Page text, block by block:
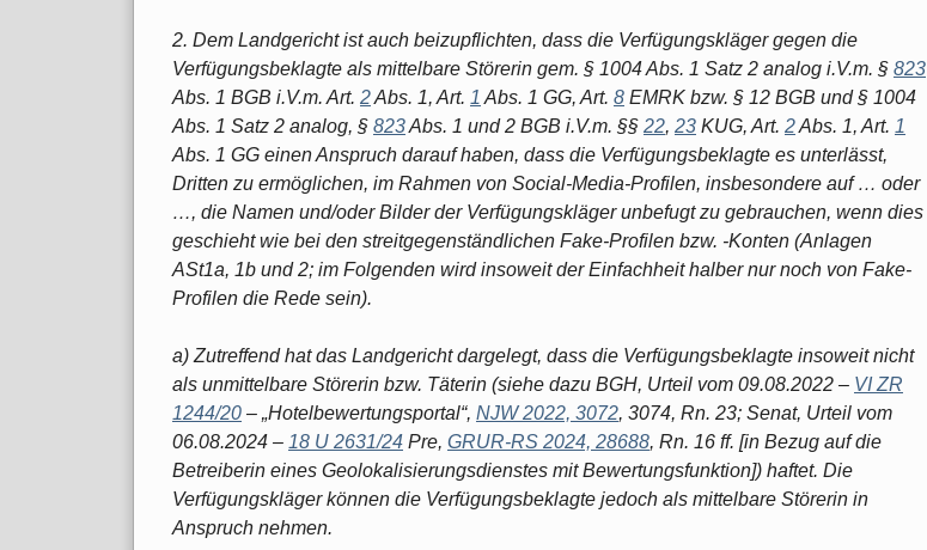
2. Dem Landgericht ist auch beizupflichten, dass die Verfügungskläger gegen die
Verfügungsbeklagte als mittelbare Störerin gem. § 1004 Abs. 1 Satz 2 analog i.V.m. § 823
Abs. 1 BGB i.V.m. Art. 2Abs. 1, Art. 1 Abs. 1 GG, Art. 8 EMRK bzw. § 12 BGB und § 1004
Abs. 1 Satz 2 analog, § 823Abs. 1 und 2 BGB i.V.m. §§ 22, 23 KUG, Art. 2Abs. 1, Art. 1
Abs. 1 GG einen Anspruch darauf haben, dass die Verfügungsbeklagte es unterlässt,
Dritten zu ermöglichen, im Rahmen von Social-Media-Profilen, insbesondere auf … oder
…, die Namen und/oder Bilder der Verfügungskläger unbefugt zu gebrauchen, wenn dies
geschieht wie bei den streitgegenständlichen Fake-Profilen bzw. -Konten (Anlagen
ASt1a, 1b und 2; im Folgenden wird insoweit der Einfachheit halber nur noch von Fake-
Profilen die Rede sein).
a) Zutreffend hat das Landgericht dargelegt, dass die Verfügungsbeklagte insoweit nicht
als unmittelbare Störerin bzw. Täterin (siehe dazu BGH, Urteil vom 09.08.2022 – VI ZR
1244/20 – „Hotelbewertungsportal“, NJW 2022, 3072, 3074, Rn. 23; Senat, Urteil vom
06.08.2024 – 18 U 2631/24 Pre, GRUR-RS 2024, 28688, Rn. 16 ff. [in Bezug auf die
Betreiberin eines Geolokalisierungsdienstes mit Bewertungsfunktion]) haftet. Die
Verfügungskläger können die Verfügungsbeklagte jedoch als mittelbare Störerin in
Anspruch nehmen.